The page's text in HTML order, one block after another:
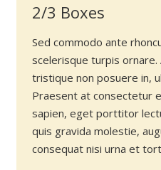
2/3 Boxes
Sed commodo ante
scelerisque turpis ornare.
tristique non posuere in,
Praesent at consectetur
sapien, eget porttitor
quis gravida molestie,
consequat nisi urna et